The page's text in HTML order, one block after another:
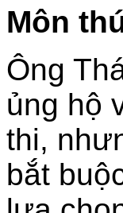
Môn
Ông
ủng hộ
thi,
bắt